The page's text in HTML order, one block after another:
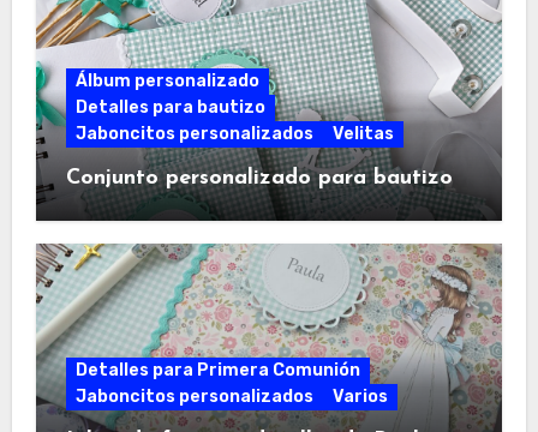
Álbum personalizado
Detalles para bautizo
Jaboncitos personalizados
Velitas
Conjunto personalizado para bautizo
Detalles para Primera Comunión
Jaboncitos personalizados
Varios